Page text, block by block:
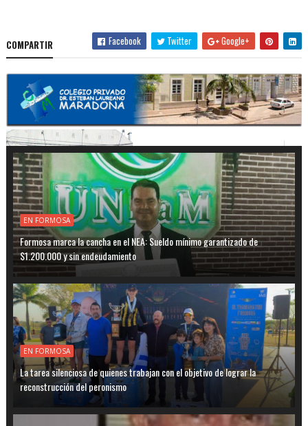
COMPARTIR Facebook Twitter Google+
EN FORMOSA
Formosa marca la cancha en el NEA: Sueldo mínimo garantizado de
$1.200.000 y sin endeudamiento
EN FORMOSA
La tarea silenciosa de quienes trabajan con el objetivo de lograr la
reconstrucción del peronismo